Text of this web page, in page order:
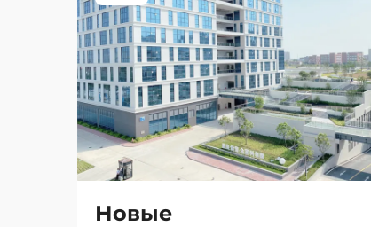
Новые